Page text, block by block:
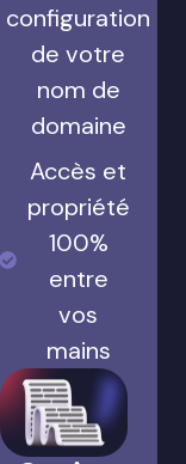
configuration
de votre
nom de
domaine
Accès et
propriété
100%
entre
vos
mains